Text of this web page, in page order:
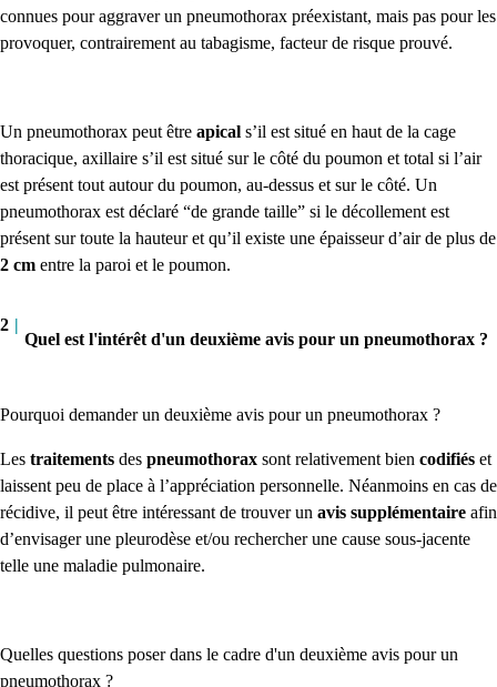
connues pour aggraver un pneumothorax préexistant, mais pas pour les
provoquer, contrairement au tabagisme, facteur de risque prouvé.
Un pneumothorax peut être apical s’il est situé en haut de la cage
thoracique, axillaire s’il est situé sur le côté du poumon et total si l’air
est présent tout autour du poumon, au-dessus et sur le côté. Un
pneumothorax est déclaré “de grande taille” si le décollement est
présent sur toute la hauteur et qu’il existe une épaisseur d’air de plus de
2 cm entre la paroi et le poumon.
2 |
Quel est l'intérêt d'un deuxième avis pour un pneumothorax ?
Pourquoi demander un deuxième avis pour un pneumothorax ?
Les traitements des pneumothorax sont relativement bien codifiés et
laissent peu de place à l’appréciation personnelle. Néanmoins en cas de
récidive, il peut être intéressant de trouver un avis supplémentaire afin
d’envisager une pleurodèse et/ou rechercher une cause sous-jacente
telle une maladie pulmonaire.
Quelles questions poser dans le cadre d'un deuxième avis pour un
pneumothorax ?